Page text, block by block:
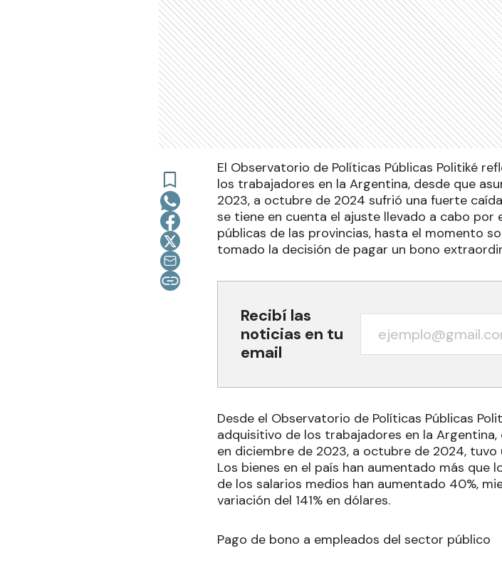
El Observatorio de Políticas Públicas Politiké
los trabajadores en la Argentina, desde que
2023, a octubre de 2024 sufrió una fuerte
se tiene en cuenta el ajuste llevado a cabo por
públicas de las provincias, hasta el momento
tomado la decisión de pagar un bono
Recibí las
noticias en tu
email
Desde el Observatorio de Políticas Públicas
adquisitivo de los trabajadores en la
en diciembre de 2023, a octubre de 2024,
Los bienes en el país han aumentado más que
de los salarios medios han aumentado 40%,
variación del 141% en dólares.
Pago de bono a empleados del sector público